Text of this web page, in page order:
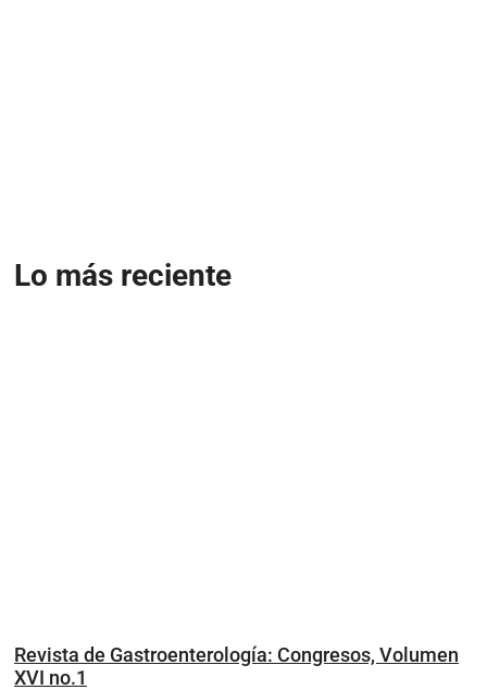
Lo más reciente
Revista de Gastroenterología: Congresos, Volumen
XVI no.1